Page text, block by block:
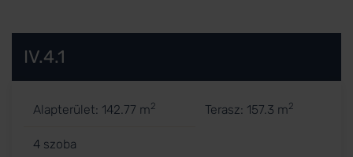
IV.4.1
Alapterület: 142.77 m2 Terasz: 157.3 m2
4 szoba